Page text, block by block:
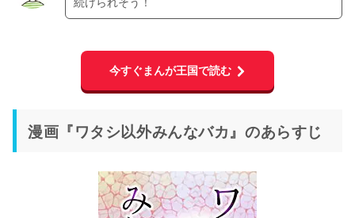
今すぐまんが王国で読む
漫画『ワタシ以外みんなバカ』のあらすじ